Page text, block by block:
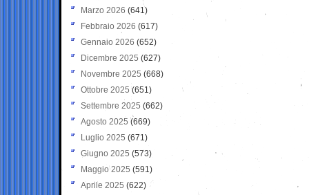
Marzo 2026 (641)
Febbraio 2026 (617)
Gennaio 2026 (652)
Dicembre 2025 (627)
Novembre 2025 (668)
Ottobre 2025 (651)
Settembre 2025 (662)
Agosto 2025 (669)
Luglio 2025 (671)
Giugno 2025 (573)
Maggio 2025 (591)
Aprile 2025 (622)